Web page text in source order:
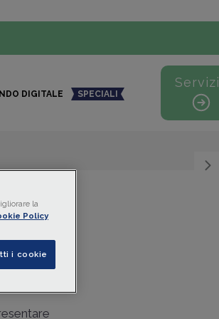
DIGITALE SPECIALI
Servizi
la
Policy
i cookie